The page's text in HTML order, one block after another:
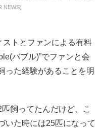
NEWS)
トとファンによる有料
バブル)”でファンと会
った経験があることを明
飼ってたんだけど、こ
いた時には25匹になって